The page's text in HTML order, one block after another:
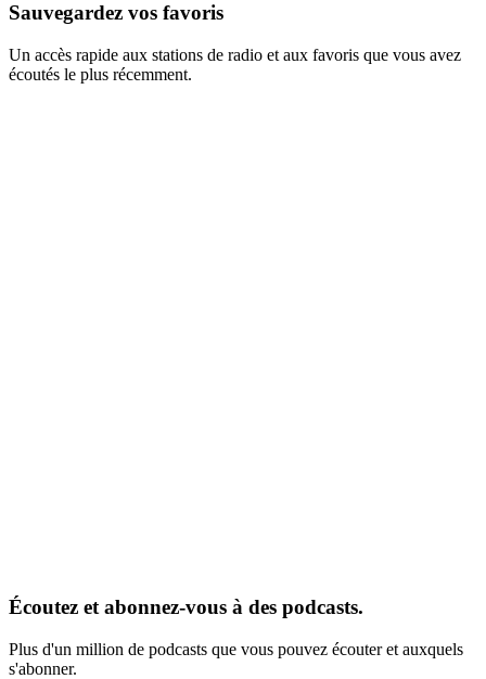
Sauvegardez vos favoris
Un accès rapide aux stations de radio et aux favoris que vous avez
écoutés le plus récemment.
Écoutez et abonnez-vous à des podcasts.
Plus d'un million de podcasts que vous pouvez écouter et auxquels
s'abonner.